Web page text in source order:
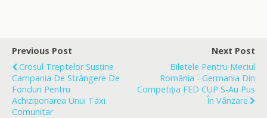
b
o
o
k
l
e
Previous Post
Crosul Treptelor Susține
Campania De Strângere De
Fonduri Pentru
Achiziționarea Unui Taxi
Comunitar
Next Post
Biletele Pentru Meciul
România - Germania Din
Competiţia FED CUP S-Au Pus
În Vânzare